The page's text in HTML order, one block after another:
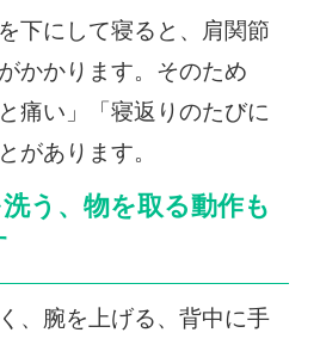
下にして寝ると、肩関節
かかります。そのため
痛い」「寝返りのたびに
があります。
う、物を取る動作も
、腕を上げる、背中に手